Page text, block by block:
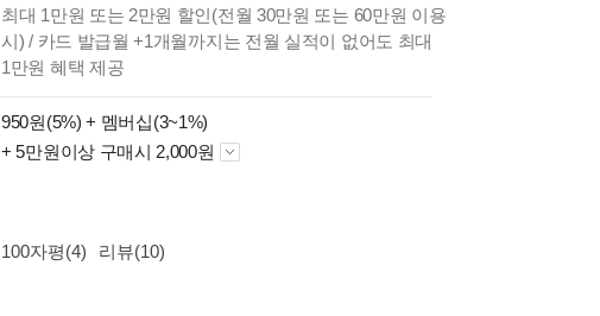
미리보기
입니다.
최대 1만원 또는 2만원 할인(전월 30만원 또는 60만원 이용
시) / 카드 발급월 +1개월까지는 전월 실적이 없어도 최대
1만원 혜택 제공
950원(5%) + 멤버십(3~1%)
+ 5만원이상 구매시 2,000원
100자평(4) 리뷰(10)